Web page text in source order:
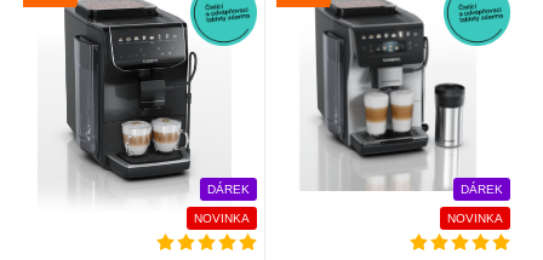
DÁREK
NOVINKA
DÁREK
NOVINKA